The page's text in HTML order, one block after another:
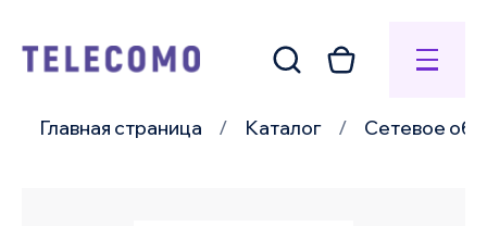
Главная страница Каталог Сетевое